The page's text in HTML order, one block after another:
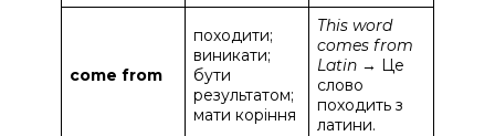
come from
походити;
виникати;
бути
результатом;
мати коріння
This word
comes from
Latin → Це
слово
походить з
латини.